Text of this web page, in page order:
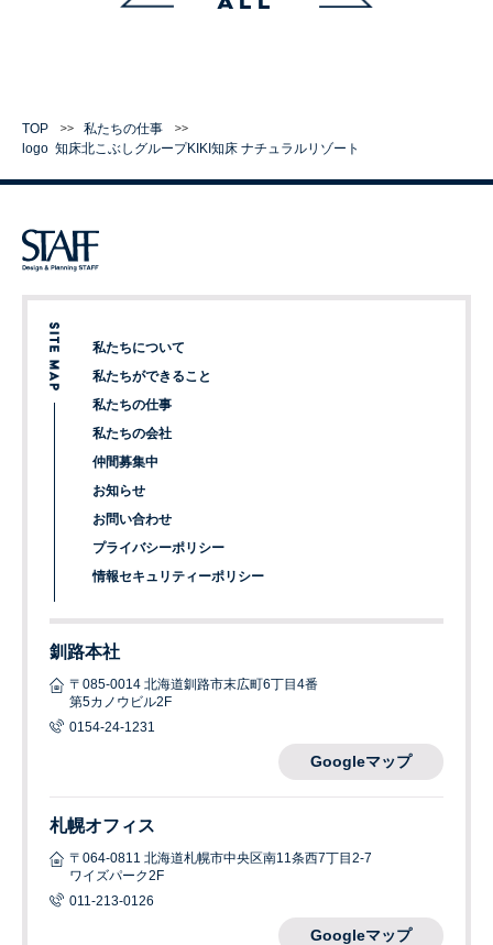
TOP
私たちの仕事
logo 知床北こぶしグループKIKI知床 ナチュラルリゾート
私たちについて
私たちができること
私たちの仕事
私たちの会社
仲間募集中
お知らせ
お問い合わせ
プライバシーポリシー
情報セキュリティーポリシー
釧路本社
〒085-0014 北海道釧路市末広町6丁目4番
第5カノウビル2F
0154-24-1231
Googleマップ
札幌オフィス
〒064-0811 北海道札幌市中央区南11条西7丁目2-7
ワイズパーク2F
011-213-0126
Googleマップ